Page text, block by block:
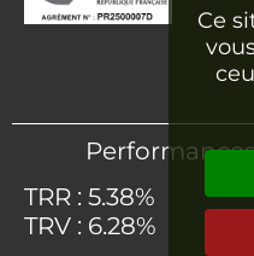
TRR : 5.38%
TRV : 6.28%
Ce